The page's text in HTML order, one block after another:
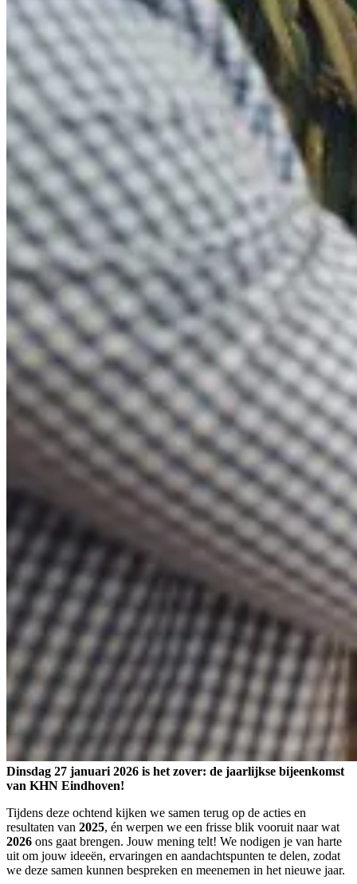
Dinsdag 27 januari 2026 is het zover: de jaarlijkse bijeenkomst
van KHN Eindhoven!
Tijdens deze ochtend kijken we samen terug op de acties en
resultaten van 2025, én werpen we een frisse blik vooruit naar wat
2026 ons gaat brengen. Jouw mening telt! We nodigen je van harte
uit om jouw ideeën, ervaringen en aandachtspunten te delen, zodat
we deze samen kunnen bespreken en meenemen in het nieuwe jaar.